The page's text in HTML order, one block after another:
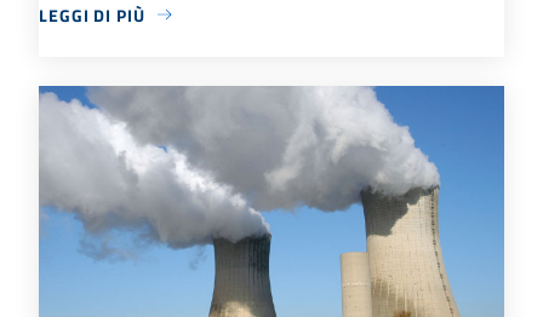
LEGGI DI PIÙ